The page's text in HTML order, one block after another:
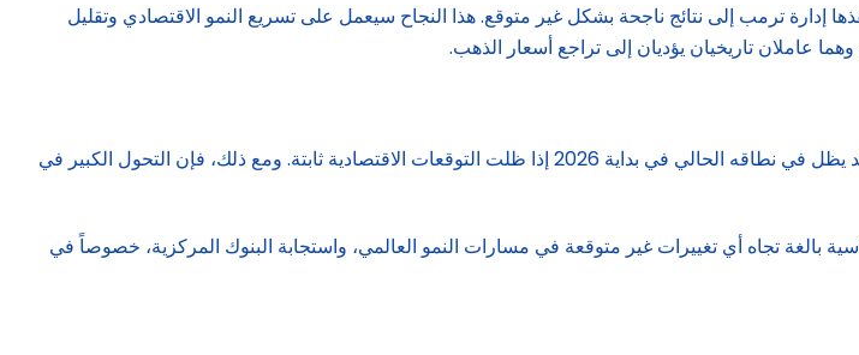
إدارة ترمب إلى نتائج ناجحة بشكل غير متوقع. هذا النجاح سيعمل على تسريع النمو الاقتصادي وتقليل
عاملان تاريخيان يؤديان إلى تراجع أسعار الذهب.
على الرغم من الأداء القياسي لعام 2025، فإن «مجلس الذهب العالمي» يرى أن سعر الذهب قد يظل في نطاقه الحالي في بداية 2026 إذا ظلت التوقعات الاقتصادية ثابتة. ومع ذلك، فإن التحول الكبير في
المرجح أن يستمر في إظهار حساسية بالغة تجاه أي تغييرات غير متوقعة في مسارات النمو العالمي، واستجابة البنوك المركزية، خصوصاً في